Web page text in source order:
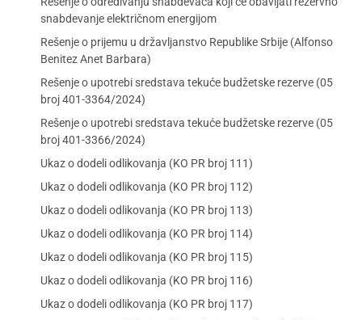
snabdevanje električnom energijom
Rešenje o prijemu u državljanstvo Republike Srbije (Alfonso
Benitez Anet Barbara)
Rešenje o upotrebi sredstava tekuće budžetske rezerve (05
broj 401-3364/2024)
Rešenje o upotrebi sredstava tekuće budžetske rezerve (05
broj 401-3366/2024)
Ukaz o dodeli odlikovanja (KO PR broj 111)
Ukaz o dodeli odlikovanja (KO PR broj 112)
Ukaz o dodeli odlikovanja (KO PR broj 113)
Ukaz o dodeli odlikovanja (KO PR broj 114)
Ukaz o dodeli odlikovanja (KO PR broj 115)
Ukaz o dodeli odlikovanja (KO PR broj 116)
Ukaz o dodeli odlikovanja (KO PR broj 117)